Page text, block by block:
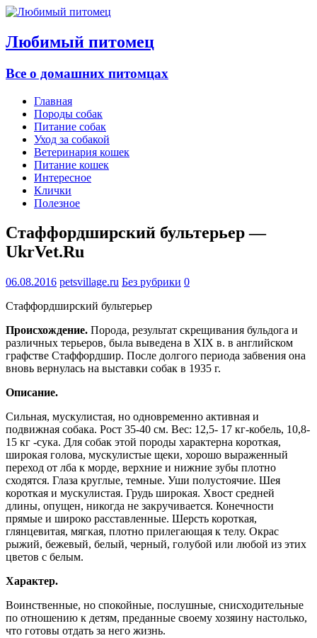
Любимый питомец
Все о домашних питомцах
Главная
Породы собак
Питание собак
Уход за собакой
Ветеринария кошек
Питание кошек
Интересное
Клички
Полезное
Стаффордширский бультерьер —
UkrVet.Ru
06.08.2016 petsvillage.ru Без рубрики 0
Стаффордширский бультерьер
Происхождение. Порода, результат скрещивания бульдога и
различных терьеров, была выведена в XIX в. в английском
графстве Стаффордшир. После долгого периода забвения она
вновь вернулась на выставки собак в 1935 г.
Описание.
Сильная, мускулистая, но одновременно активная и
подвижная собака. Рост 35-40 см. Вес: 12,5- 17 кг-кобель, 10,8-
15 кг -сука. Для собак этой породы характерна короткая,
широкая голова, мускулистые щеки, хорошо выраженный
переход от лба к морде, верхние и нижние зубы плотно
сходятся. Глаза круглые, темные. Уши полустоячие. Шея
короткая и мускулистая. Грудь широкая. Хвост средней
длины, опущен, никогда не закручивается. Конечности
прямые и широко расставленные. Шерсть короткая,
глянцевитая, мягкая, плотно прилегающая к телу. Окрас
рыжий, бежевый, белый, черный, голубой или любой из этих
цветов с белым.
Характер.
Воинственные, но спокойные, послушные, снисходительные
по отношению к детям, преданные своему хозяину настолько,
что готовы отдать за него жизнь.